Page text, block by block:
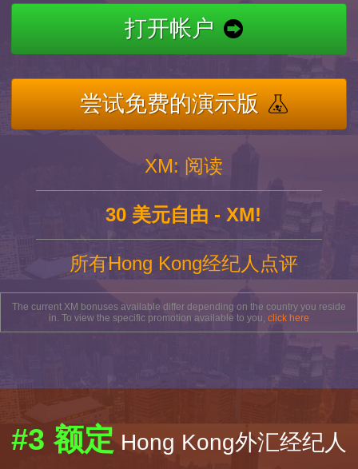
打开帐户
尝试免费的演示版
XM: 阅读
30 美元自由 - XM!
所有Hong Kong经纪人点评
The current XM bonuses available differ depending on the country you reside
in. To view the specific promotion available to you, click here
#3 额定 Hong Kong外汇经纪人